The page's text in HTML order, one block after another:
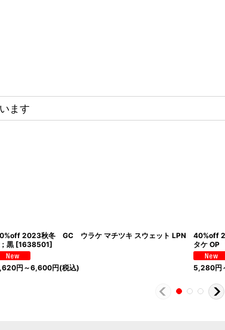
ます
2023秋冬 GC ウラケ マチツキ スウェット LPN
黒 [1638501]
円 ～6,600円(税込)
40%off
タケ OP
5,280円